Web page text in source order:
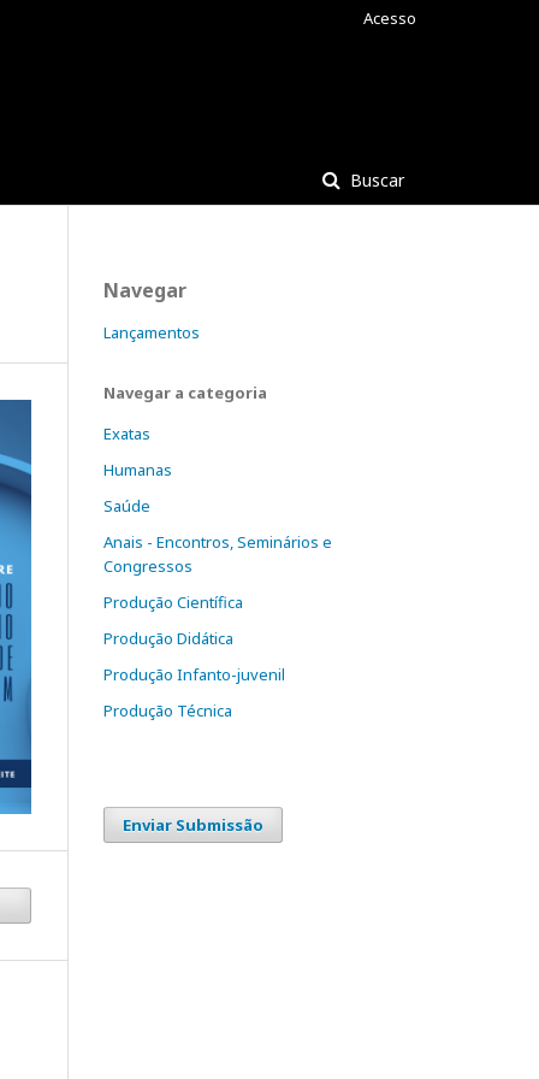
Buscar
Acesso
Navegar
Lançamentos
Navegar a categoria
Exatas
Humanas
Saúde
Anais - Encontros, Seminários e
Congressos
Produção Científica
Produção Didática
Produção Infanto-juvenil
Produção Técnica
Enviar Submissão